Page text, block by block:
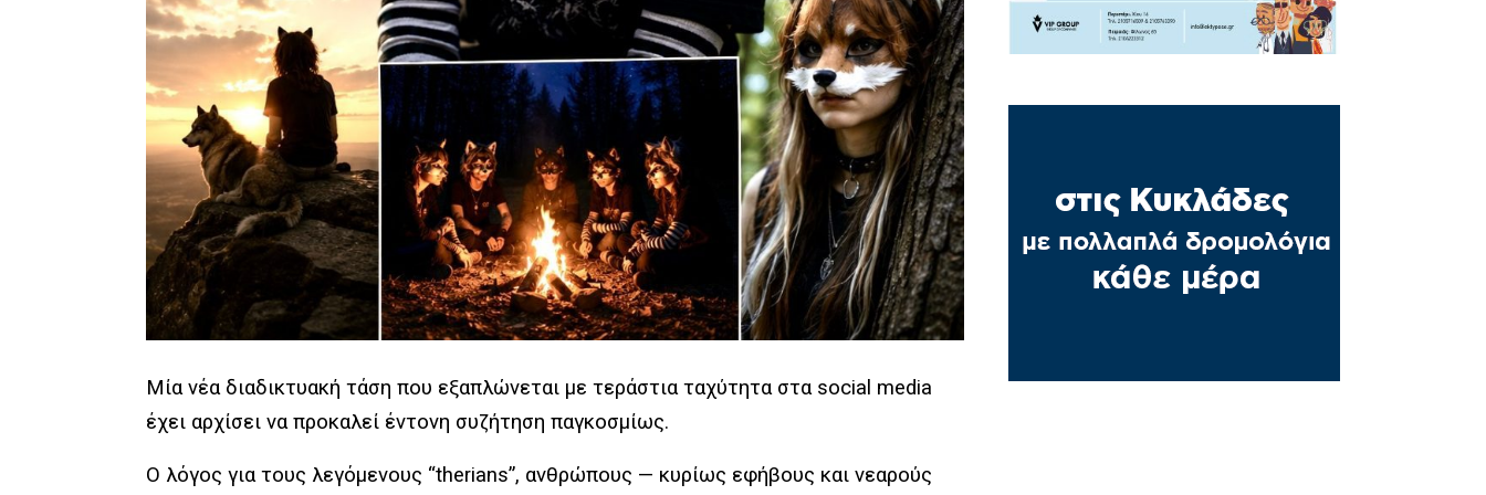
Μία νέα διαδικτυακή τάση που εξαπλώνεται με τεράστια ταχύτητα στα social media
έχει αρχίσει να προκαλεί έντονη συζήτηση παγκοσμίως.
Ο λόγος για τους λεγόμενους “therians”, ανθρώπους — κυρίως εφήβους και νεαρούς